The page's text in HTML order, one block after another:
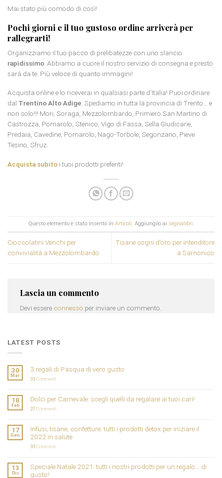
Mai stato più comodo di così!
Pochi giorni e il tuo gustoso ordine arriverà per
rallegrarti!
Organizziamo il tuo pacco di prelibatezze con uno slancio
rapidissimo . Abbiamo a cuore il nostro servizio di consegna e presto
sarà da te. Più veloce di quanto immagini!
Acquista online e lo riceverai in qualsiasi parte d’Italia! Puoi ordinare
dal Trentino Alto Adige . Spediamo in tutta la provincia di Trento… e
non solo!!! Mori, Soraga, Mezzolombardo, Primiero San Martino di
Castrozza, Pomarolo, Stenico, Vigo di Fassa, Sella Giudicarie,
Predaia, Cavedine, Pomarolo, Nago-Torbole, Segonzano, Pieve
Tesino, Sfruz.
Acquista subito i tuoi prodotti preferiti!
Questo elemento è stato inserito in Articoli. Aggiungilo ai segnalibri.
Cioccolatini Venchi per
convivialità a Mezzolombardo
Tisane sogni d’oro per intenditore
a Sarnonico
Lascia un commento
Devi essere connesso per inviare un commento.
LATEST POSTS
30
Mar
3 regali di Pasqua di vero gusto
33Commenti
18
Feb
Dolci per Carnevale: scegli quelli da regalare ai tuoi cari!
27Commenti
17
Gen
Infusi, tisane, confetture: tutti i prodotti detox per iniziare il
2022 in salute
33Commenti
13
Dic
Speciale Natale 2021: tutti i nostri prodotti per un regalo… di
gusto!